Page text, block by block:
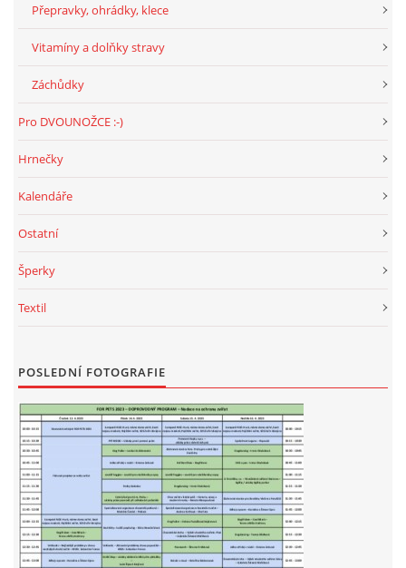
Přepravky, ohrádky, klece
Vitamíny a dolňky stravy
Záchůdky
Pro DVOUNOŽCE :-)
Hrnečky
Kalendáře
Ostatní
Šperky
Textil
POSLEDNÍ FOTOGRAFIE